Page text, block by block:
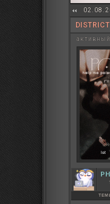
активный